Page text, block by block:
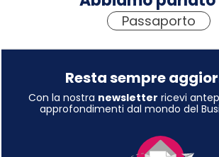
Passaporto
Resta sempre
Con la nostra newsletter ricevi
approfondimenti dal mondo del